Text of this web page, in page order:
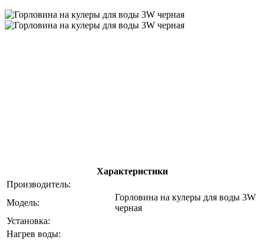
Характеристики
Производитель:
Модель:
Горловина на кулеры для воды 3W
черная
Установка:
Нагрев воды: